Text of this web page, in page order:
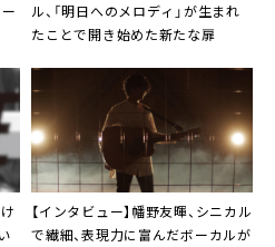
ル、「明日へのメロディ」が生まれ
たことで開き始めた新たな扉
【インタビュー】 幡野友暉、シニカル
で繊細、表現力に富んだボーカルが